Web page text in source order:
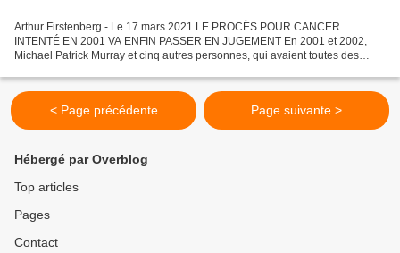
Arthur Firstenberg - Le 17 mars 2021 LE PROCÈS POUR CANCER
INTENTÉ EN 2001 VA ENFIN PASSER EN JUGEMENT En 2001 et 2002,
Michael Patrick Murray et cinq autres personnes, qui avaient toutes des
< Page précédente Page suivante >
Hébergé par Overblog
Top articles
Pages
Contact